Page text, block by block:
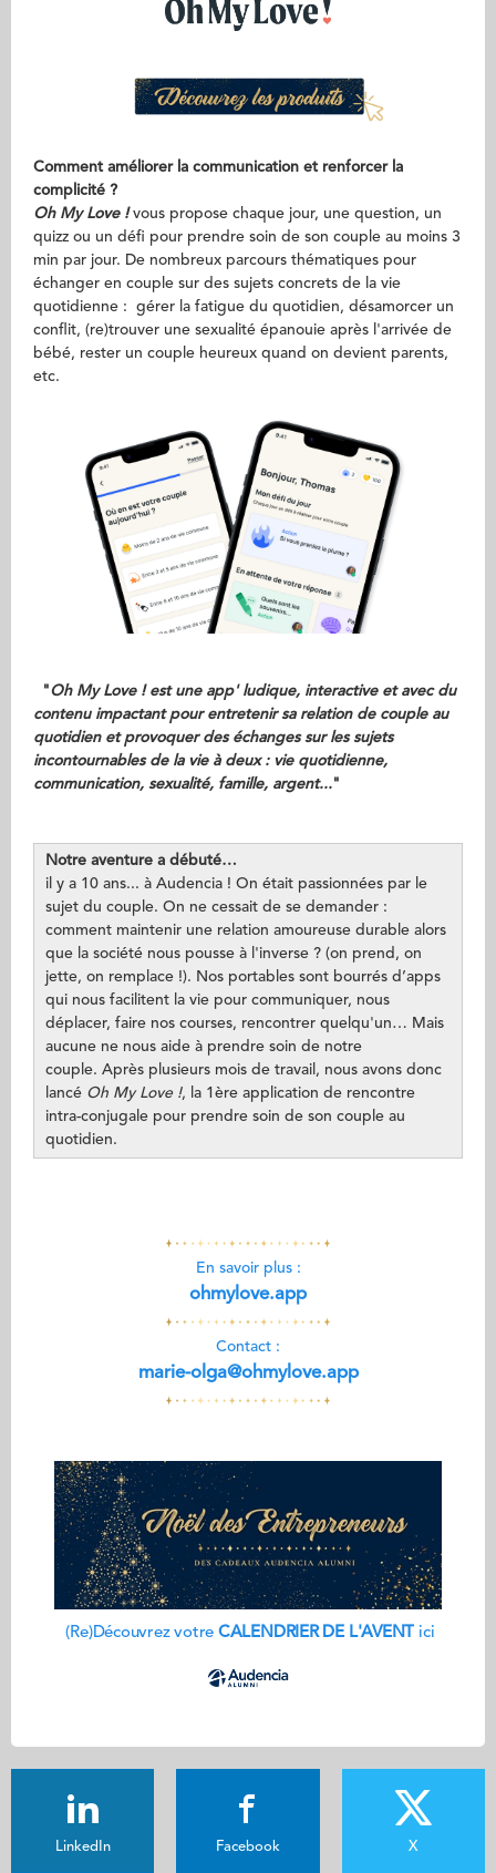
Comment améliorer la communication et renforcer la
complicité ?
Oh My Love !vous propose chaque jour, une question, un
quizz ou un défi pour prendre soin de son couple au moins 3
min par jour. De nombreux parcours thématiques pour
échanger en couple sur des sujets concrets de la vie
quotidienne : gérer la fatigue du quotidien, désamorcer un
conflit, (re)trouver une sexualité épanouie après l'arrivée de
bébé, rester un couple heureux quand on devient parents,
etc.
"Oh My Love ! est uneapp' ludique, interactive et avec du
contenu impactant pour entretenir sa relation de couple au
quotidien et provoquer des échanges sur les sujets
incontournables de la vie à deux : vie quotidienne,
communication, sexualité, famille, argent..."
Notre aventure a débuté…
il y a 10 ans... à Audencia ! On était passionnées par le
sujet du couple. On ne cessait de se demander :
comment maintenir une relation amoureuse durable alors
que la société nous pousse à l'inverse ? (on prend, on
jette, on remplace !). Nos portables sont bourrés d’apps
qui nous facilitent la vie pour communiquer, nous
déplacer, faire nos courses, rencontrer quelqu'un… Mais
aucune ne nous aide à prendre soin de notre
couple. Après plusieurs mois de travail, nous avons donc
lancé Oh My Love !, la 1ère application de rencontre
intra-conjugale pour prendre soin de son couple au
quotidien.
En savoir plus :
ohmylove.app
Contact :
marie-olga@ohmylove.app
(Re)Découvrez votre CALENDRIER DE L'AVENT ici
LinkedIn Facebook X